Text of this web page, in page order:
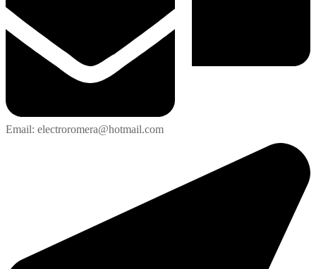
Email: electroromera@hotmail.com